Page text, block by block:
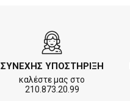
ΣΥΝΕΧΗΣ ΥΠΟΣΤΗΡΙΞΗ
καλέστε μας στο
210.873.20.99